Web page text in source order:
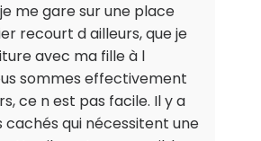
me gare sur une place
recourt d ailleurs, que je
avec ma fille à l
sommes effectivement
ce n est pas facile. Il y a
cachés qui nécessitent une